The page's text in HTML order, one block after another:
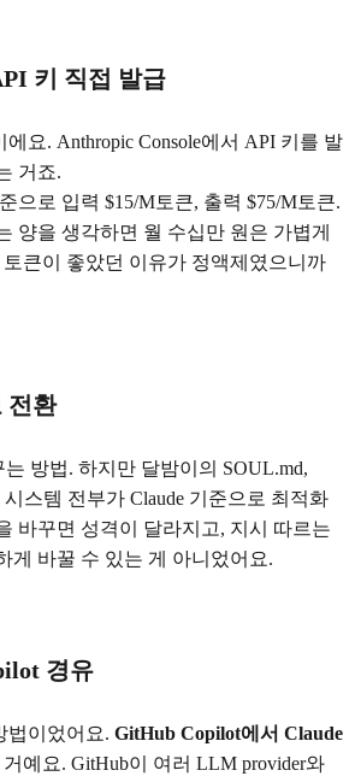
키 직접 발급
요. Anthropic Console에서 API 키를 발
거죠.
으로 입력 $15/M토큰, 출력 $75/M토큰.
양을 생각하면 월 수십만 원은 가볍게
큰이 좋았던 이유가 정액제였으니까
전환
는 방법. 하지만 달밤이의 SOUL.md,
스템 전부가 Claude 기준으로 최적화
바꾸면 성격이 달라지고, 지시 따르는
게 바꿀 수 있는 게 아니었어요.
경유
법이었어요. GitHub Copilot에서 Claude
거예요. GitHub이 여러 LLM provider와